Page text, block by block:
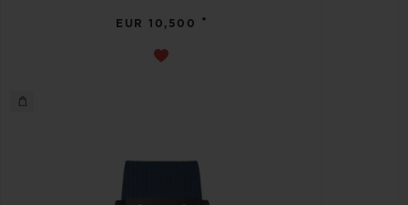
EUR 10,500 •